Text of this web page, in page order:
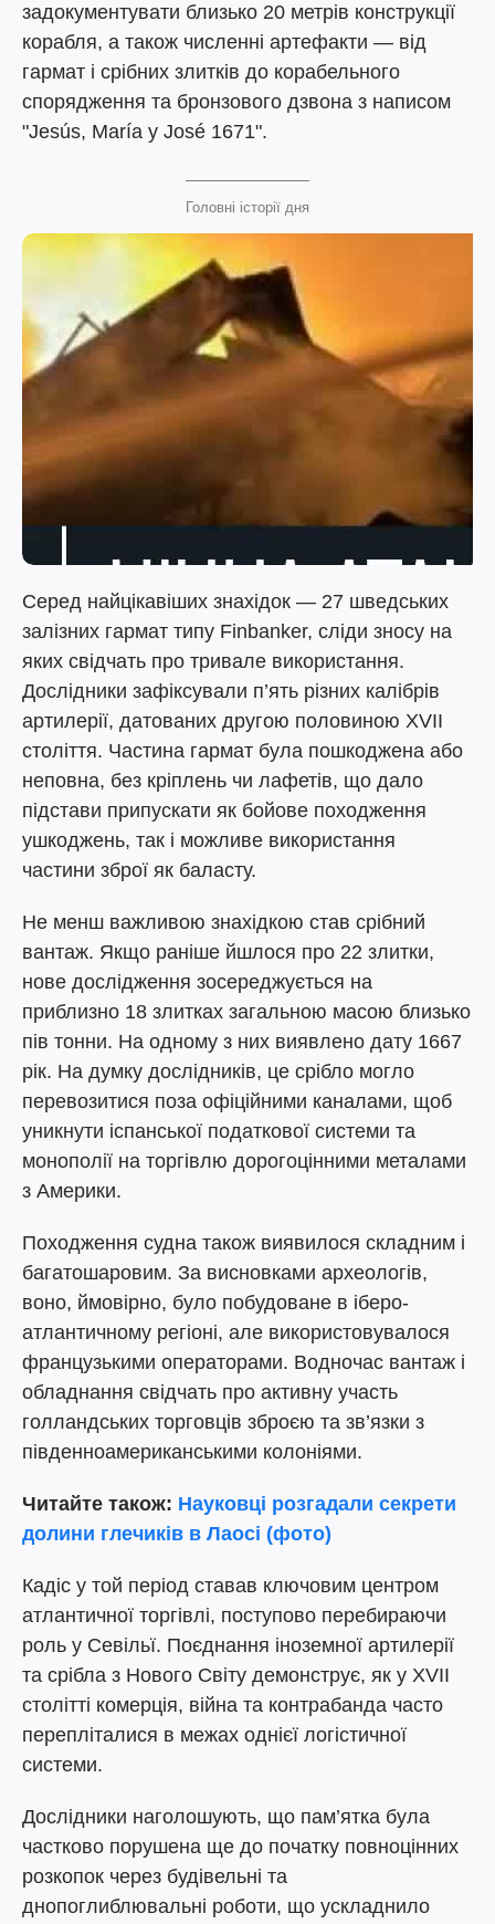
задокументувати близько 20 метрів конструкції
корабля, а також численні артефакти — від
гармат і срібних злитків до корабельного
спорядження та бронзового дзвона з написом
"Jesús, María y José 1671".
Головні історії дня
Серед найцікавіших знахідок — 27 шведських
залізних гармат типу Finbanker, сліди зносу на
яких свідчать про тривале використання.
Дослідники зафіксували п’ять різних калібрів
артилерії, датованих другою половиною XVII
століття. Частина гармат була пошкоджена або
неповна, без кріплень чи лафетів, що дало
підстави припускати як бойове походження
ушкоджень, так і можливе використання
частини зброї як баласту.
Не менш важливою знахідкою став срібний
вантаж. Якщо раніше йшлося про 22 злитки,
нове дослідження зосереджується на
приблизно 18 злитках загальною масою близько
пів тонни. На одному з них виявлено дату 1667
рік. На думку дослідників, це срібло могло
перевозитися поза офіційними каналами, щоб
уникнути іспанської податкової системи та
монополії на торгівлю дорогоцінними металами
з Америки.
Походження судна також виявилося складним і
багатошаровим. За висновками археологів,
воно, ймовірно, було побудоване в іберо-
атлантичному регіоні, але використовувалося
французькими операторами. Водночас вантаж і
обладнання свідчать про активну участь
голландських торговців зброєю та зв’язки з
південноамериканськими колоніями.
Читайте також: Науковці розгадали секрети
долини глечиків в Лаосі (фото)
Кадіс у той період ставав ключовим центром
атлантичної торгівлі, поступово перебираючи
роль у Севільї. Поєднання іноземної артилерії
та срібла з Нового Світу демонструє, як у XVII
столітті комерція, війна та контрабанда часто
перепліталися в межах однієї логістичної
системи.
Дослідники наголошують, що пам’ятка була
частково порушена ще до початку повноцінних
розкопок через будівельні та
днопоглиблювальні роботи, що ускладнило